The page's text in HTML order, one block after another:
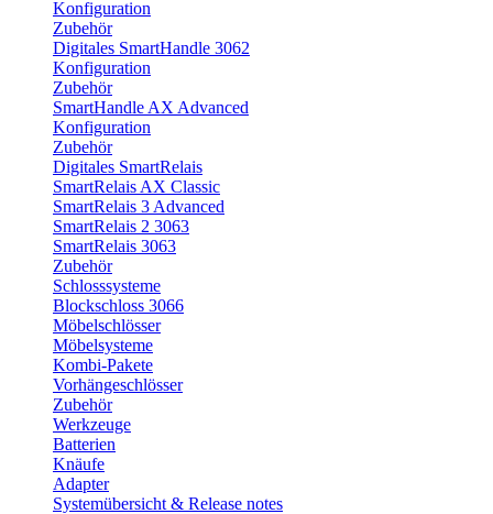
Konfiguration
Zubehör
Digitales SmartHandle 3062
Konfiguration
Zubehör
SmartHandle AX Advanced
Konfiguration
Zubehör
Digitales SmartRelais
SmartRelais AX Classic
SmartRelais 3 Advanced
SmartRelais 2 3063
SmartRelais 3063
Zubehör
Schlosssysteme
Blockschloss 3066
Möbelschlösser
Möbelsysteme
Kombi-Pakete
Vorhängeschlösser
Zubehör
Werkzeuge
Batterien
Knäufe
Adapter
Systemübersicht & Release notes